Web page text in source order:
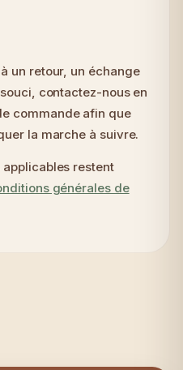
un retour, un échange
contactez-nous en
commande afin que
la marche à suivre.
restent
générales de